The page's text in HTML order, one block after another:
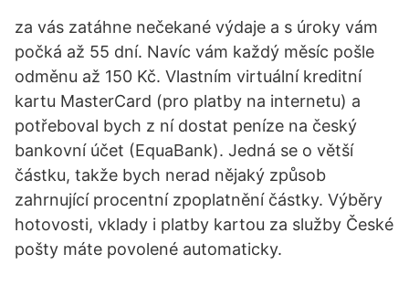
za vás zatáhne nečekané výdaje a s úroky vám
počká až 55 dní. Navíc vám každý měsíc pošle
odměnu až 150 Kč. Vlastním virtuální kreditní
kartu MasterCard (pro platby na internetu) a
potřeboval bych z ní dostat peníze na český
bankovní účet (EquaBank). Jedná se o větší
částku, takže bych nerad nějaký způsob
zahrnující procentní zpoplatnění částky. Výběry
hotovosti, vklady i platby kartou za služby České
pošty máte povolené automaticky.